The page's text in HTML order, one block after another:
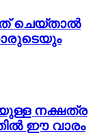
ചെയ്താൽ
നക്ഷത്ര
ഈ വാരം